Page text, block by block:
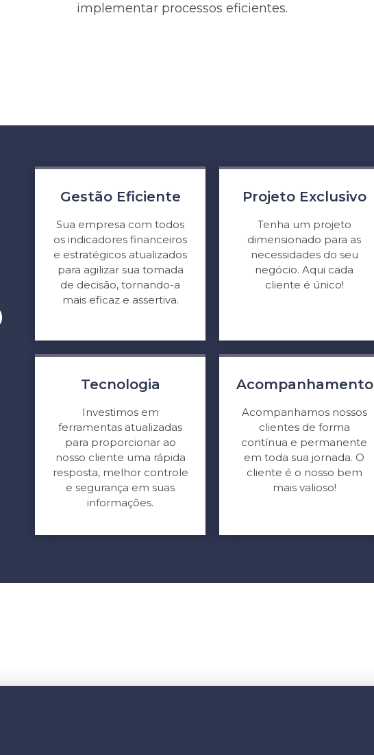
implementar processos eficientes.
Gestão Eficiente
Sua empresa com todos
os indicadores financeiros
e estratégicos atualizados
para agilizar sua tomada
de decisão, tornando-a
mais eficaz e assertiva.
Projeto Exclusivo
Tenha um projeto
dimensionado para as
necessidades do seu
negócio. Aqui cada
cliente é único!
Tecnologia
Investimos em
ferramentas atualizadas
para proporcionar ao
nosso cliente uma rápida
resposta, melhor controle
e segurança em suas
informações.
Acompanhamento
Acompanhamos nossos
clientes de forma
contínua e permanente
em toda sua jornada. O
cliente é o nosso bem
mais valioso!